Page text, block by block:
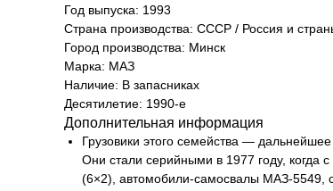
Год выпуска: 1993
Страна производства: СССР / Россия и
Город производства: Минск
Марка: МАЗ
Наличие: В запасниках
Десятилетие: 1990-е
Дополнительная информация
Грузовики этого семейства —
Они стали серийными в 1977 году,
(6×2), автомобили-самосвалы МАЗ-5549,